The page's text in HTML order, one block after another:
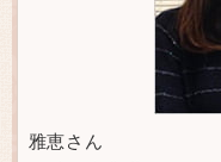
雅恵さん